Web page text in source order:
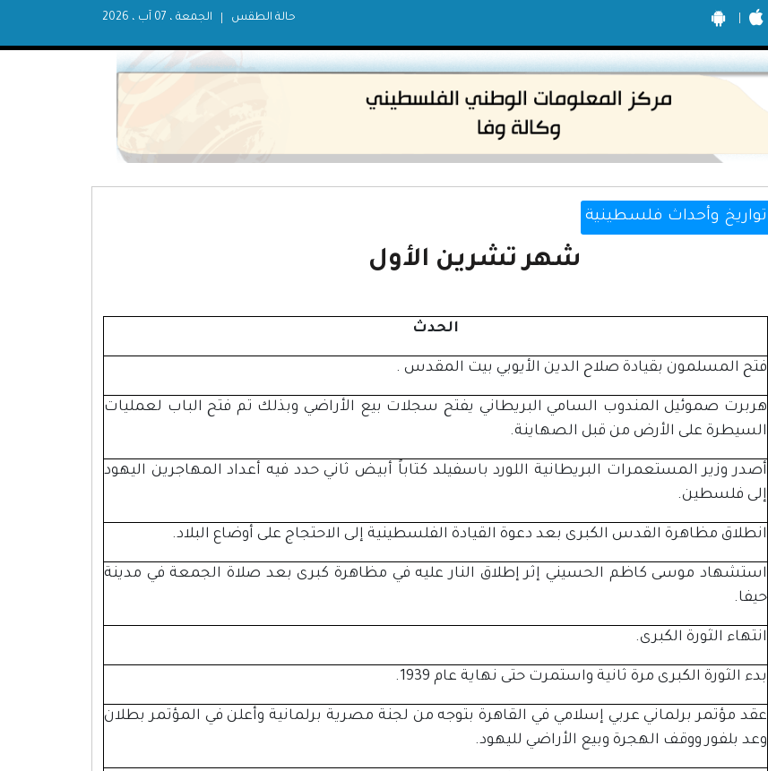
الجمعة ، 07 آب ، 2026 حالة الطقس
تواريخ وأحداث فلسطينية
شهر تشرين الأول
الحدث
فتح المسلمون بقيادة صلاح الدين الأيوبي بيت المقدس .
هربرت صموئيل المندوب السامي البريطاني يفتح سجلات بيع الأراضي وبذلك تم فتح الباب لعمليات
السيطرة على الأرض من قبل الصهاينة.
أصدر وزير المستعمرات البريطانية اللورد باسفيلد كتاباً أبيض ثاني حدد فيه أعداد المهاجرين اليهود
إلى فلسطين.
انطلاق مظاهرة القدس الكبرى بعد دعوة القيادة الفلسطينية إلى الاحتجاج على أوضاع البلاد.
استشهاد موسى كاظم الحسيني إثر إطلاق النار عليه في مظاهرة كبرى بعد صلاة الجمعة في مدينة
حيفا.
انتهاء الثورة الكبرى.
بدء الثورة الكبرى مرة ثانية واستمرت حتى نهاية عام 1939.
عقد مؤتمر برلماني عربي إسلامي في القاهرة بتوجه من لجنة مصرية برلمانية وأعلن في المؤتمر بطلان
وعد بلفور ووقف الهجرة وبيع الأراضي لليهود.